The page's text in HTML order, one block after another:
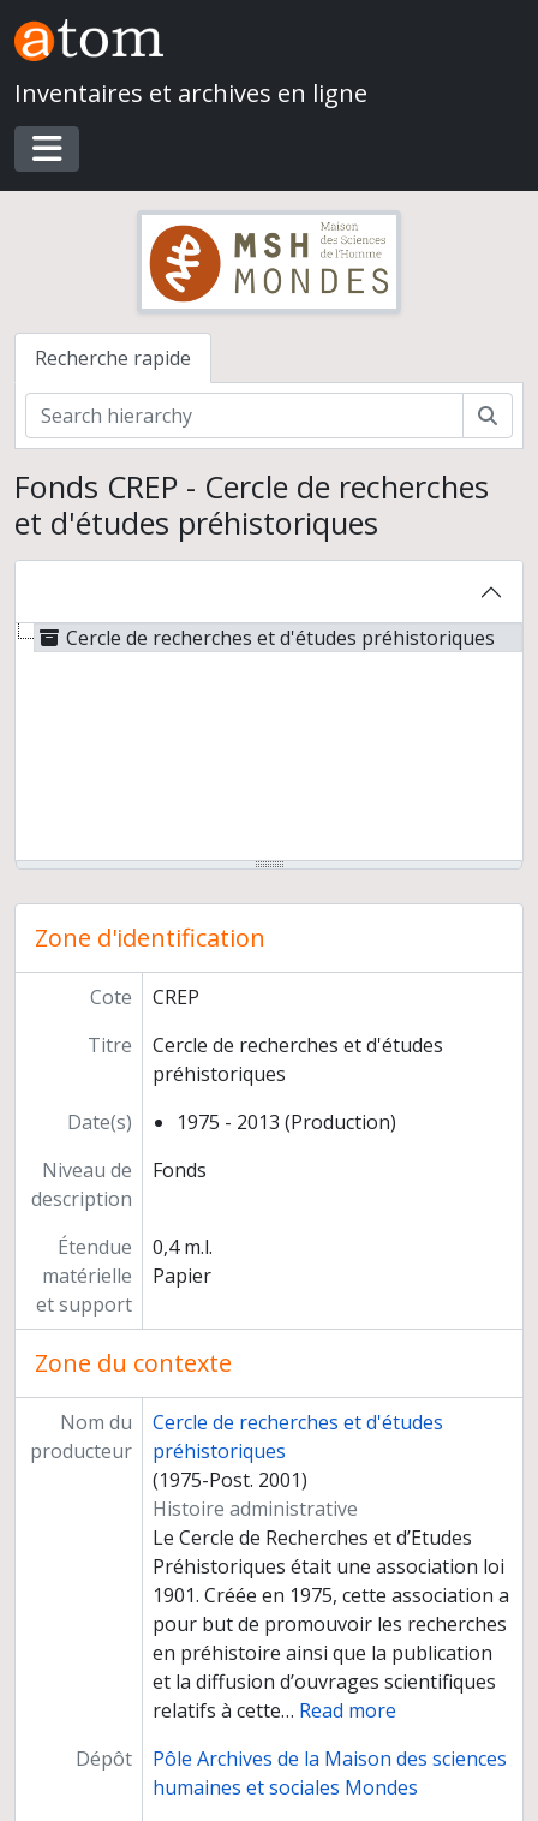
Skip to main content
Inventaires et archives en ligne
Toggle navigation
Recherche rapide
Fonds CREP - Cercle de recherches
et d'études préhistoriques
Cercle de recherches et d'études préhistoriques
Zone d'identification
Cote
CREP
Titre
Cercle de recherches et d'études
préhistoriques
Date(s)
1975 - 2013 (Production)
Niveau de
description
Fonds
Étendue
matérielle
et support
0,4 m.l.
Papier
Zone du contexte
Nom du
producteur
Cercle de recherches et d'études
préhistoriques
(1975-Post. 2001)
Histoire administrative
Le Cercle de Recherches et d’Etudes
Préhistoriques était une association loi
1901. Créée en 1975, cette association a
pour but de promouvoir les recherches
en préhistoire ainsi que la publication
et la diffusion d’ouvrages scientifiques
relatifs à cette… Read more
Dépôt
Pôle Archives de la Maison des sciences
humaines et sociales Mondes